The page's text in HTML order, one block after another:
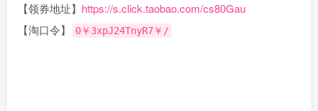
【领券地址】 https://s.click.taobao.com/cs80Gau
【淘口令】
0￥3xpJ24TnyR7￥/